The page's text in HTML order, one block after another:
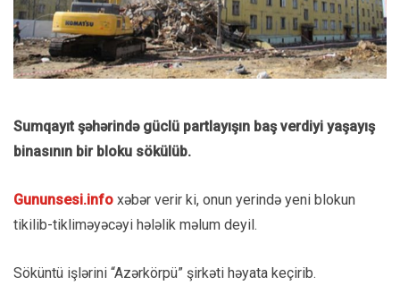
Sumqayıt şəhərində güclü partlayışın baş verdiyi yaşayış
binasının bir bloku sökülüb.
Gununsesi.info xəbər verir ki, onun yerində yeni blokun
tikilib-tikliməyəcəyi hələlik məlum deyil.
Söküntü işlərini “Azərkörpü” şirkəti həyata keçirib.